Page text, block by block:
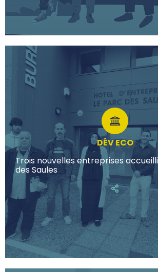
DÉV ECO
Trois nouvelles entreprises
des Saules